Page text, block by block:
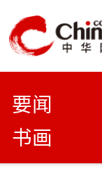
要闻
书画